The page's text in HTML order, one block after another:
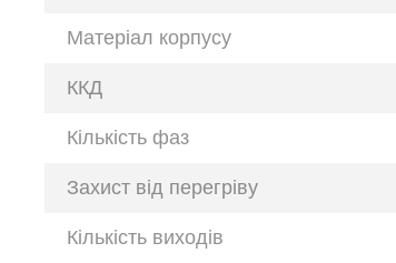
Матеріал корпусу
ККД
Кількість фаз
Захист від перегріву
Кількість виходів